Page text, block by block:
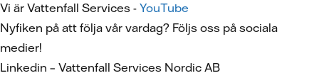
Vi är Vattenfall Services - YouTube
Nyfiken på att följa vår vardag? Följs oss på sociala
medier!
Linkedin – Vattenfall Services Nordic AB